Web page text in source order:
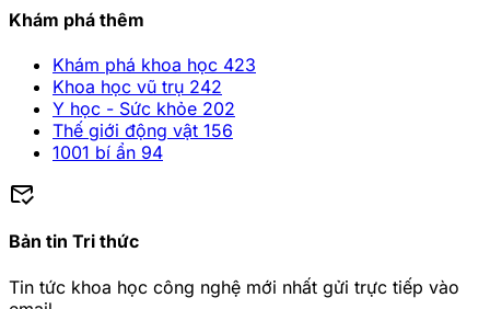
Khám phá thêm
Khám phá khoa học 423
Khoa học vũ trụ 242
Y học - Sức khỏe 202
Thế giới động vật 156
1001 bí ẩn 94
mark_email_read
Bản tin Tri thức
Tin tức khoa học công nghệ mới nhất gửi trực tiếp vào